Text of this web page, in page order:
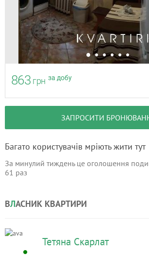
863 грн за добу
ЗАПРОСИТИ
Багато користувачів мріють жити тут
За минулий тиждень це оголошення
61 раз
ВЛАСНИК КВАРТИРИ
Тетяна Скарлат